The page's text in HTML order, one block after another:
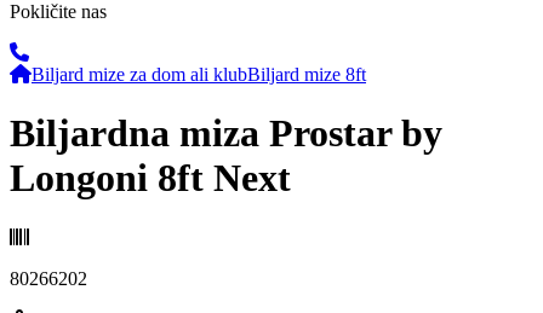
Pokličite nas
Biljard mize za dom ali klubBiljard mize 8ft
Biljardna miza Prostar by
Longoni 8ft Next
80266202